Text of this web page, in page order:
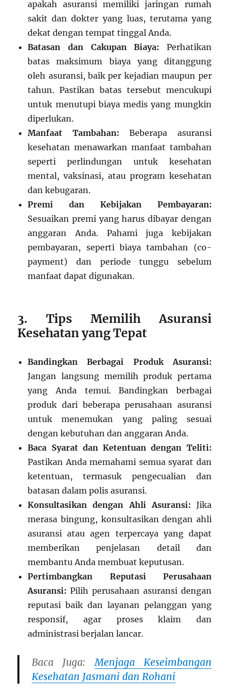
apakah asuransi memiliki jaringan rumah
sakit dan dokter yang luas, terutama yang
dekat dengan tempat tinggal Anda.
Batasan dan Cakupan Biaya: Perhatikan
batas maksimum biaya yang ditanggung
oleh asuransi, baik per kejadian maupun per
tahun. Pastikan batas tersebut mencukupi
untuk menutupi biaya medis yang mungkin
diperlukan.
Manfaat Tambahan: Beberapa asuransi
kesehatan menawarkan manfaat tambahan
seperti perlindungan untuk kesehatan
mental, vaksinasi, atau program kesehatan
dan kebugaran.
Premi dan Kebijakan Pembayaran:
Sesuaikan premi yang harus dibayar dengan
anggaran Anda. Pahami juga kebijakan
pembayaran, seperti biaya tambahan (co-
payment) dan periode tunggu sebelum
manfaat dapat digunakan.
3. Tips Memilih Asuransi
Kesehatan yang Tepat
Bandingkan Berbagai Produk Asuransi:
Jangan langsung memilih produk pertama
yang Anda temui. Bandingkan berbagai
produk dari beberapa perusahaan asuransi
untuk menemukan yang paling sesuai
dengan kebutuhan dan anggaran Anda.
Baca Syarat dan Ketentuan dengan Teliti:
Pastikan Anda memahami semua syarat dan
ketentuan, termasuk pengecualian dan
batasan dalam polis asuransi.
Konsultasikan dengan Ahli Asuransi: Jika
merasa bingung, konsultasikan dengan ahli
asuransi atau agen terpercaya yang dapat
memberikan penjelasan detail dan
membantu Anda membuat keputusan.
Pertimbangkan Reputasi Perusahaan
Asuransi: Pilih perusahaan asuransi dengan
reputasi baik dan layanan pelanggan yang
responsif, agar proses klaim dan
administrasi berjalan lancar.
Baca Juga:Menjaga Keseimbangan
Kesehatan Jasmani dan Rohani